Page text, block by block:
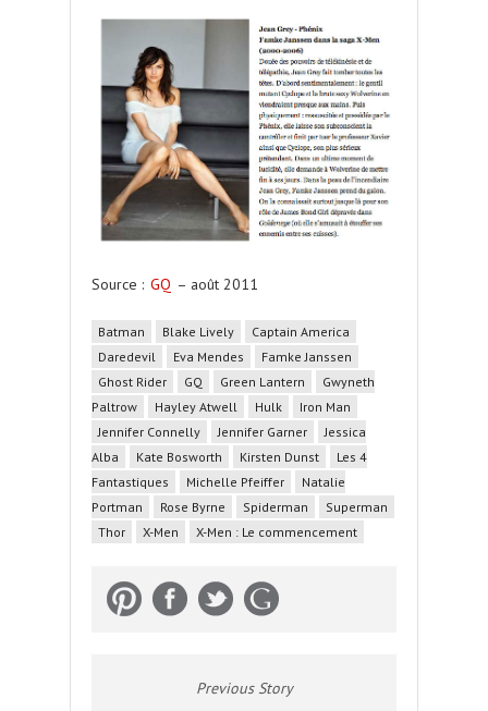
Source : GQ – août 2011
Batman Blake Lively
Captain America
Daredevil
Eva Mendes
Famke Janssen
Ghost Rider
GQ Green Lantern
Gwyneth
Paltrow
Hayley Atwell Hulk
Iron Man
Jennifer Connelly
Jennifer Garner
Jessica
Alba
Kate Bosworth Kirsten Dunst
Les 4
Fantastiques
Michelle Pfeiffer
Natalie
Portman
Rose Byrne Spiderman
Superman
Thor
X-Men X-Men : Le commencement
Previous Story